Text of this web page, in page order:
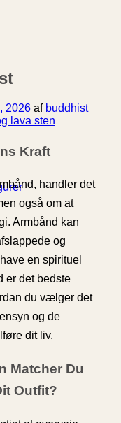
2026 af buddhist
Kraft
handler det
også om at
Armbånd kan
og
en spirituel
er det bedste
du vælger det
og de
dit liv.
Matcher Du
Outfit?